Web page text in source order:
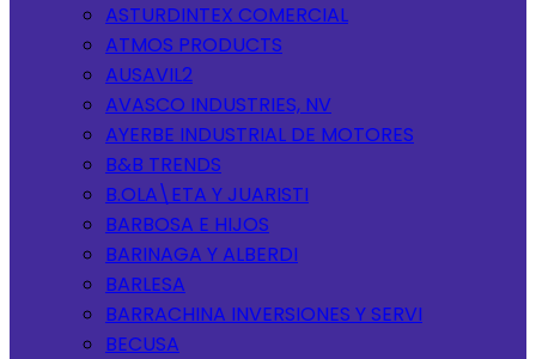
ASTURDINTEX COMERCIAL
ATMOS PRODUCTS
AUSAVIL2
AVASCO INDUSTRIES, NV
AYERBE INDUSTRIAL DE MOTORES
B&B TRENDS
B.OLA\ETA Y JUARISTI
BARBOSA E HIJOS
BARINAGA Y ALBERDI
BARLESA
BARRACHINA INVERSIONES Y SERVI
BECUSA